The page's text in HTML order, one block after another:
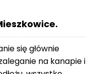
się głównie
na kanapie i